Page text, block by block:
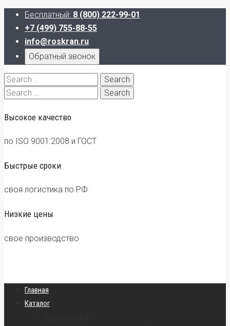
Бесплатный: 8 (800) 222-99-01
+7 (499) 755-88-55
info@roskran.ru
Обратный звонок
Search
for:
Search
Высокое качество
по ISO 9001:2008 и ГОСТ
Быстрые сроки
своя логистика по РФ
Низкие цены
свое производство
Главная
Каталог